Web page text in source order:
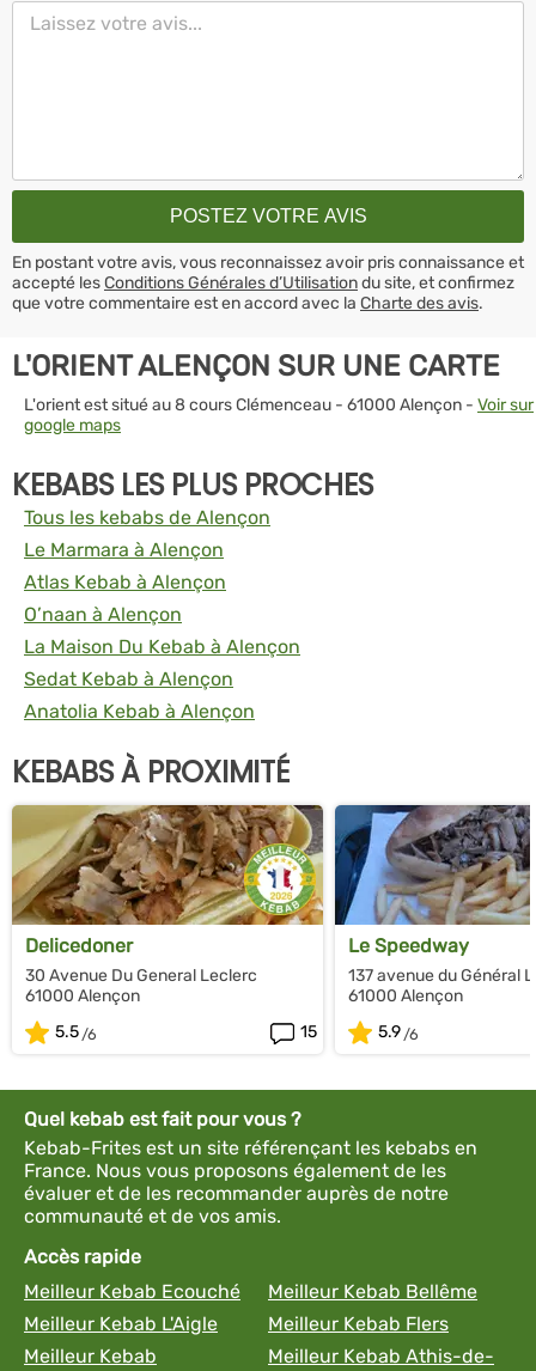
En postant votre avis, vous reconnaissez avoir pris connaissance et
accepté lesConditions Générales d’Utilisationdu site, et confirmez
que votre commentaire est en accord avec la Charte des avis.
L'ORIENT ALENÇON SUR UNE CARTE
L'orient est situé au 8 cours Clémenceau - 61000 Alençon - Voir sur
google maps
KEBABS LES PLUS PROCHES
Tous les kebabs de Alençon
Le Marmara à Alençon
Atlas Kebab à Alençon
O’naan à Alençon
La Maison Du Kebab à Alençon
Sedat Kebab à Alençon
Anatolia Kebab à Alençon
KEBABS À PROXIMITÉ
Delicedoner
30 Avenue Du General Leclerc
61000 Alençon
5.5
15
Le Speedway
137 avenue du Général
61000 Alençon
5.9
Quel kebab est fait pour vous ?
Kebab-Frites est un site référençant les kebabs en
France. Nous vous proposons également de les
évaluer et de les recommander auprès de notre
communauté et de vos amis.
Accès rapide
Meilleur Kebab Ecouché
Meilleur Kebab Bellême
Meilleur Kebab L'Aigle
Meilleur Kebab Flers
Meilleur Kebab
Meilleur Kebab Athis-de-